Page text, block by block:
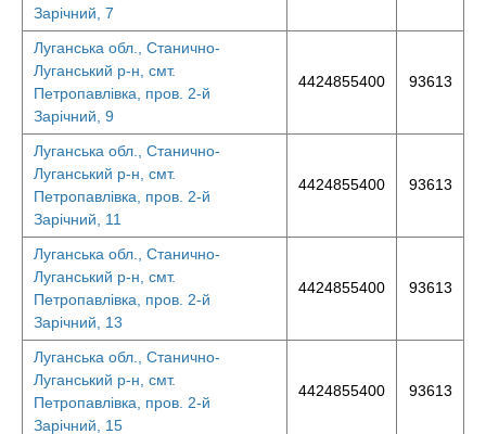
Зарічний, 7
Луганська обл., Станично-
Луганський р-н, смт.
Петропавлівка, пров. 2-й
Зарічний, 9
4424855400 93613
Луганська обл., Станично-
Луганський р-н, смт.
Петропавлівка, пров. 2-й
Зарічний, 11
4424855400 93613
Луганська обл., Станично-
Луганський р-н, смт.
Петропавлівка, пров. 2-й
Зарічний, 13
4424855400 93613
Луганська обл., Станично-
Луганський р-н, смт.
Петропавлівка, пров. 2-й
Зарічний, 15
4424855400 93613